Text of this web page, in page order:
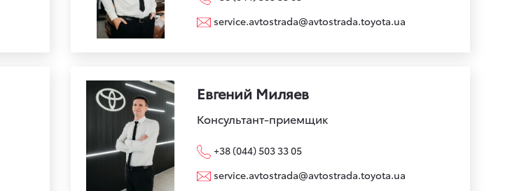
service.avtostrada@avtostrada.toyota.ua
Евгений Миляев
Консультант-приемщик
+38 (044) 503 33 05
service.avtostrada@avtostrada.toyota.ua